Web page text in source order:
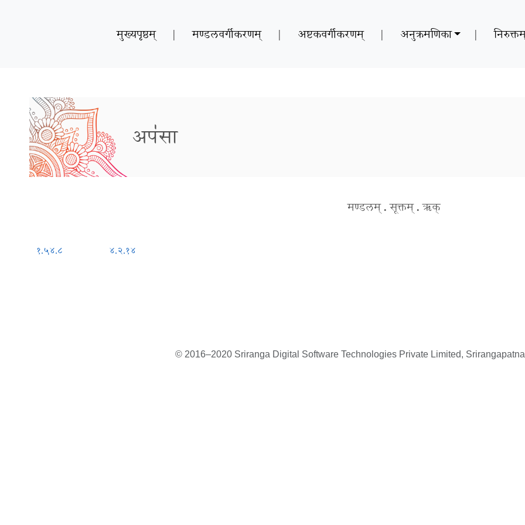
मुख्यपृष्ठम् | मण्डलवर्गीकरणम् | अष्टकवर्गीकरणम् | अनुक्रमणिका |
अप॑सा
मण्डलम् . सूक्तम् . ऋक्
१.५४.८ ४.२.१४
© 2016–2020 Sriranga Digital Software Technologies Private Limited,